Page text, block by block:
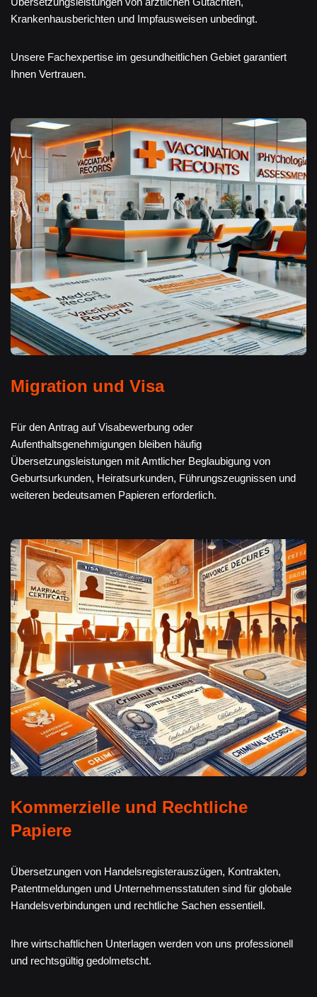
Krankenhausberichten und Impfausweisen unbedingt.
Unsere Fachexpertise im gesundheitlichen Gebiet garantiert
Ihnen Vertrauen.
Migration und Visa
Für den Antrag auf Visabewerbung oder
Aufenthaltsgenehmigungen bleiben häufig
Übersetzungsleistungen mit Amtlicher Beglaubigung von
Geburtsurkunden, Heiratsurkunden, Führungszeugnissen und
weiteren bedeutsamen Papieren erforderlich.
Kommerzielle und Rechtliche
Papiere
Übersetzungen von Handelsregisterauszügen, Kontrakten,
Patentmeldungen und Unternehmensstatuten sind für globale
Handelsverbindungen und rechtliche Sachen essentiell.
Ihre wirtschaftlichen Unterlagen werden von uns professionell
und rechtsgültig gedolmetscht.